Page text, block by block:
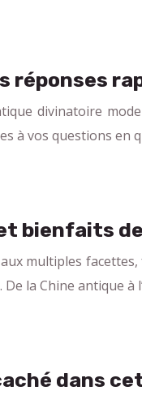
réponses
divinatoire
à vos questions en
bienfaits
multiples
la Chine antique à
dans